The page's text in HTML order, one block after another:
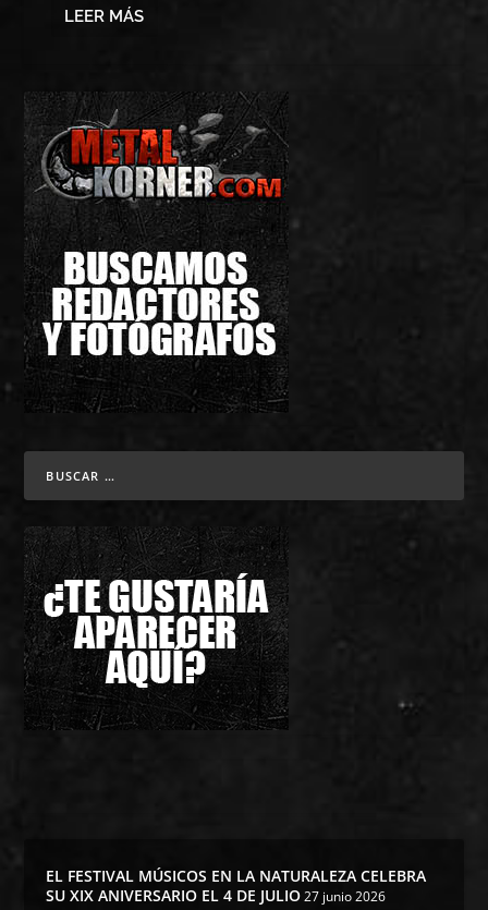
LEER MÁS
EL FESTIVAL MÚSICOS EN LA NATURALEZA CELEBRA
SU XIX ANIVERSARIO EL 4 DE JULIO 27 junio 2026